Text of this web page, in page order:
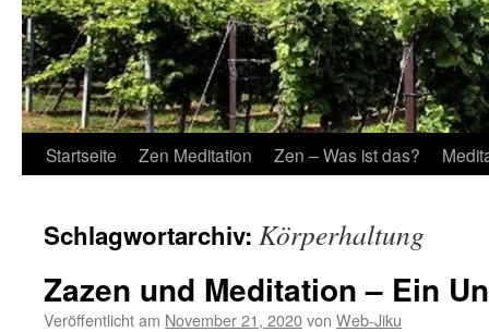
Startseite Zen Meditation Zen – Was ist das?
Schlagwortarchiv: Körperhaltung
Zazen und Meditation – Ein
Veröffentlicht am November 21, 2020von Web-Jiku